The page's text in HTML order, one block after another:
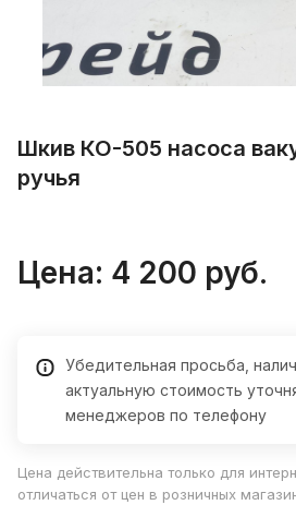
Шкив КО-505 насоса
ручья
Цена: 4 200 руб.
Убедительная просьба,
актуальную стоимость
менеджеров по телефону
Цена действительна только для
отличаться от цен в розничных